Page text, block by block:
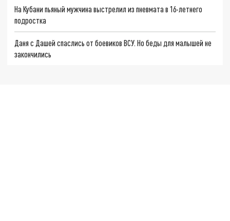
На Кубани пьяный мужчина выстрелил из пневмата в 16-летнего
подростка
Даня с Дашей спаслись от боевиков ВСУ. Но беды для малышей не
закончились